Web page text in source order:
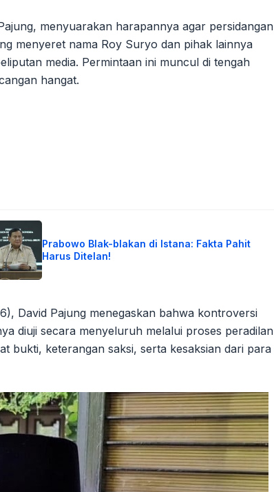
menyuarakan harapannya agar persidangan
menyeret nama Roy Suryo dan pihak lainnya
media. Permintaan ini muncul di tengah
hangat.
Prabowo Blak-blakan di Istana: Fakta Pahit
Harus Ditelan!
David Pajung menegaskan bahwa kontroversi
diuji secara menyeluruh melalui proses peradilan
bukti, keterangan saksi, serta kesaksian dari para